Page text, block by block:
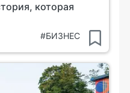
которая
#БИЗНЕС